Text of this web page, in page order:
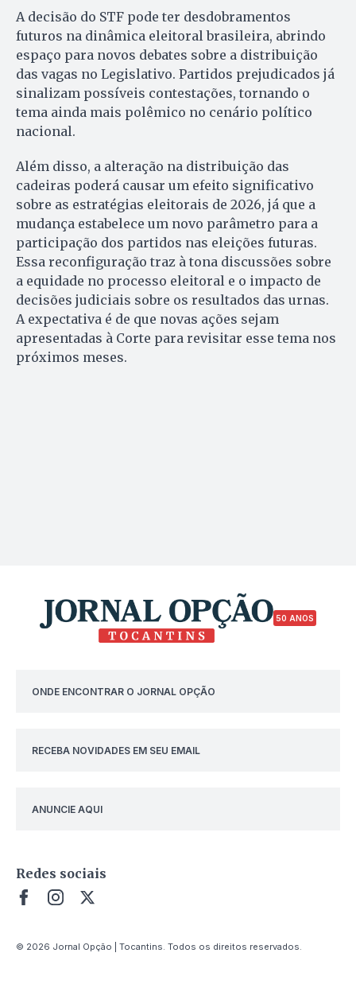
A decisão do STF pode ter desdobramentos
futuros na dinâmica eleitoral brasileira, abrindo
espaço para novos debates sobre a distribuição
das vagas no Legislativo. Partidos prejudicados já
sinalizam possíveis contestações, tornando o
tema ainda mais polêmico no cenário político
nacional.
Além disso, a alteração na distribuição das
cadeiras poderá causar um efeito significativo
sobre as estratégias eleitorais de 2026, já que a
mudança estabelece um novo parâmetro para a
participação dos partidos nas eleições futuras.
Essa reconfiguração traz à tona discussões sobre
a equidade no processo eleitoral e o impacto de
decisões judiciais sobre os resultados das urnas.
A expectativa é de que novas ações sejam
apresentadas à Corte para revisitar esse tema nos
próximos meses.
50 ANOS
ONDE ENCONTRAR O JORNAL OPÇÃO
RECEBA NOVIDADES EM SEU EMAIL
ANUNCIE AQUI
Redes sociais
© 2026 Jornal Opção | Tocantins. Todos os direitos reservados.